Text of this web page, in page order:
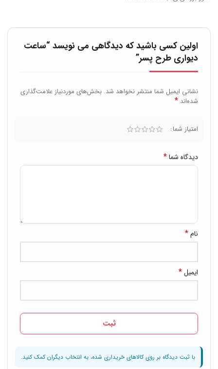
اولین کسی باشید که دیدگاهی می نویسد “ساعت
دیواری طرح پسر”
نشانی ایمیل شما منتشر نخواهد شد. بخش‌های موردنیاز علامت‌گذاری
شده‌اند *
امتیاز شما
دیدگاه شما*
نام*
ایمیل*